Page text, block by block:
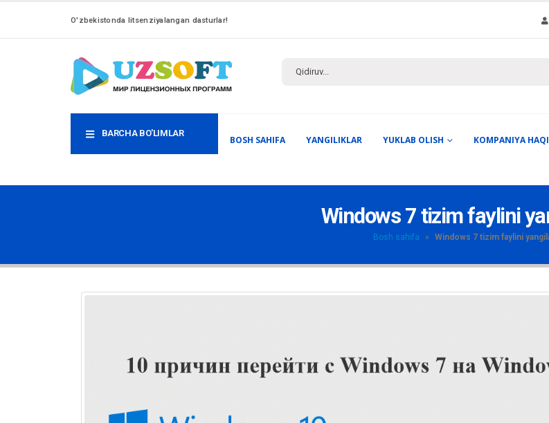
O'zbekistonda litsenziyalangan dasturlar!
BARCHA BO'LIMLAR
BOSH SAHIFA YANGILIKLAR YUKLAB OLISH KOMPANIYA
Windows 7 tizim faylini
Bosh sahifa » Windows 7 tizim faylini